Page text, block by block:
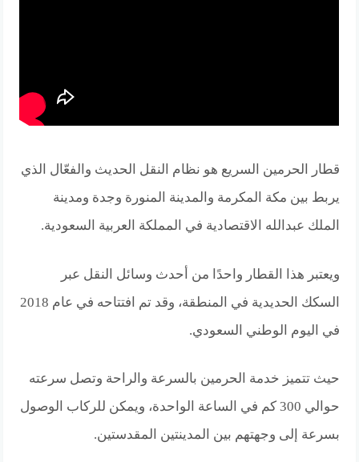
قطار الحرمين السريع هو نظام النقل الحديث والفعّال الذي
يربط بين مكة المكرمة والمدينة المنورة وجدة ومدينة
الملك عبدالله الاقتصادية في المملكة العربية السعودية.
ويعتبر هذا القطار واحدًا من أحدث وسائل النقل عبر
السكك الحديدية في المنطقة، وقد تم افتتاحه في عام 2018
في اليوم الوطني السعودي.
حيث تتميز خدمة الحرمين بالسرعة والراحة وتصل سرعته
حوالي 300 كم في الساعة الواحدة، ويمكن للركاب الوصول
بسرعة إلى وجهتهم بين المدينتين المقدستين.